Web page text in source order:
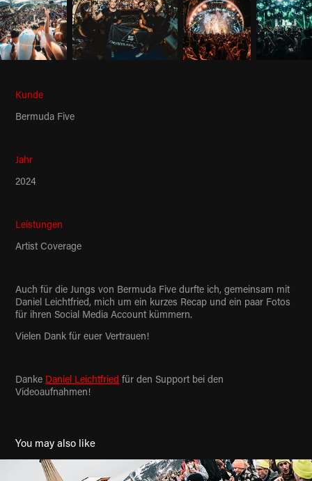
Kunde
Bermuda Five
Jahr
2024
Leistungen
Artist Coverage
Auch für die Jungs von Bermuda Five durfte ich, gemeinsam mit
Daniel Leichtfried, mich um ein kurzes Recap und ein paar Fotos
für ihren Social Media Account kümmern.
Vielen Dank für euer Vertrauen!
Danke Daniel Leichtfried für den Support bei den
Videoaufnahmen!
You may also like